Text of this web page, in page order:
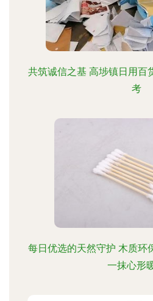
共筑诚信之基 高埗镇日用百
考
每日优选的天然守护 木质环
一抹心形